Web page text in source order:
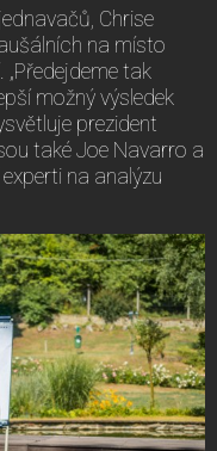
Chrise
na místo
tak
možný výsledek
prezident
také Joe Navarro a
na analýzu